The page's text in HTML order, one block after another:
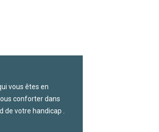
vous êtes en
conforter dans
votre handicap .